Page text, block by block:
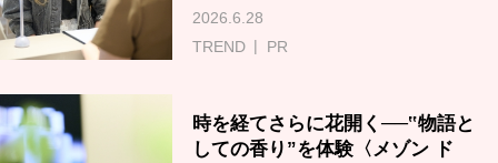
2026.6.28
TREND
PR
時を経てさらに花開く──‟物語と
しての香り”を体験〈メゾン ド